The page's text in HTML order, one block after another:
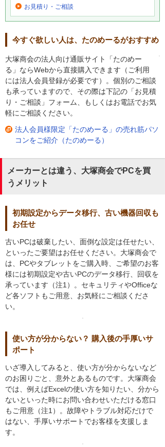
お見積り・ご相談
今すぐ欲しい人は、たのめーるがおすすめ
大塚商会の法人向け通販サイト「たのめー
る」ならWebから直接購入できます（ご利用
には法人会員登録が必要です）。個別のご相談
も承っていますので、その際は下記の「お見積
り・ご相談」フォーム、もしくはお電話でお気
軽にご相談ください。
法人会員様限定「たのめーる」の売れ筋パソ
コンをご紹介（たのめーる）
メーカーとは違う、大塚商会でPCを買
うメリット
初期設定からデータ移行、古い機器回収も
お任せ
古いPCは破棄したい、面倒な設定は任せたい、
といったご要望はお任せください。大塚商会で
は、PCやタブレットをご購入時、ご希望のお客
様には初期設定や古いPCのデータ移行、回収を
承っています（注1）。セキュリティやOfficeな
ど各ソフトもご用意、お気軽にご相談くださ
い。
使い方が分からない？ 購入後の手厚いサ
ポート
いざ導入してみると、使い方が分からないなど
のお困りごと、意外とあるものです。大塚商会
では、例えばExcelの使い方を知りたい、分から
ないといった時にお問い合わせいただける窓口
もご用意（注1）。故障やトラブル対応だけで
はない、手厚いサポートでお客様を支援しま
す。